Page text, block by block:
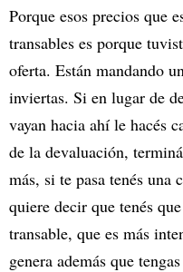
Porque esos precios que
transables es porque
oferta. Están mandando
inviertas. Si en lugar de
vayan hacia ahí le hacés
de la devaluación,
más, si te pasa tenés una
quiere decir que tenés
transable, que es más
genera además que